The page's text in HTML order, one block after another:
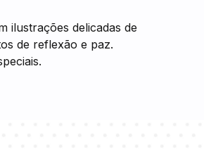
ilustrações delicadas de
de reflexão e paz.